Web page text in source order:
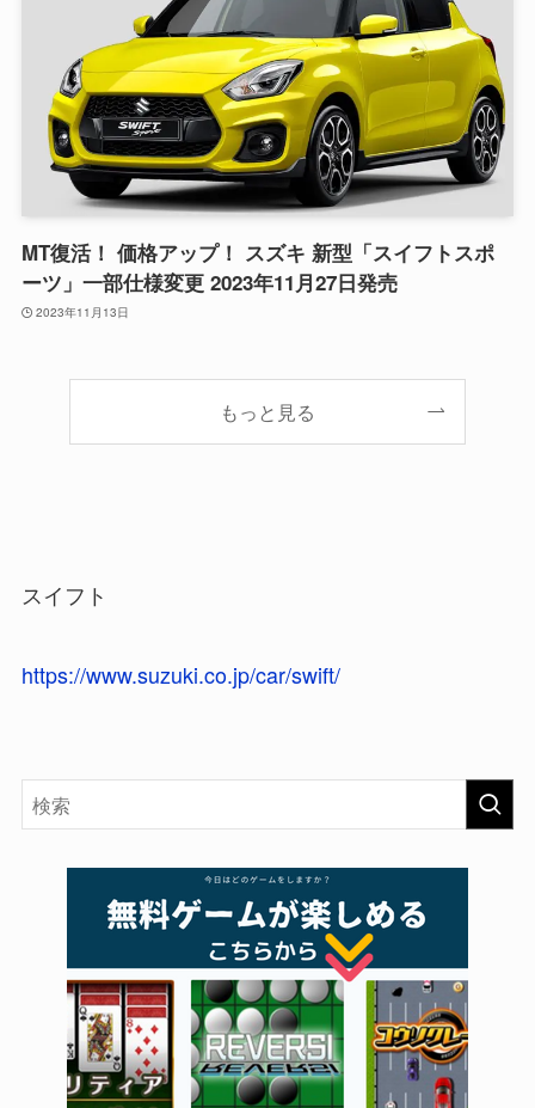
MT復活！ 価格アップ！ スズキ 新型「スイフトスポ
ーツ」一部仕様変更 2023年11月27日発売
2023年11月13日
もっと見る
スイフト
https://www.suzuki.co.jp/car/swift/